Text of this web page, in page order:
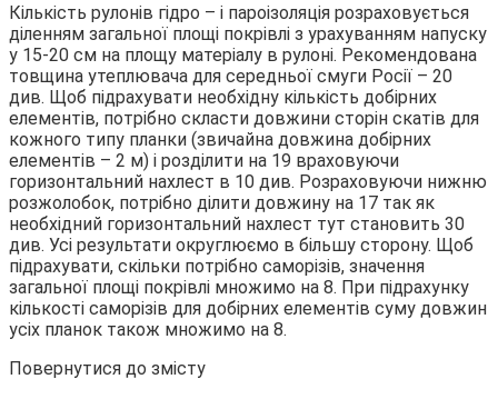
Кількість рулонів гідро – і пароізоляція розраховується
діленням загальної площі покрівлі з урахуванням напуску
у 15-20 см на площу матеріалу в рулоні. Рекомендована
товщина утеплювача для середньої смуги Росії – 20
див. Щоб підрахувати необхідну кількість добірних
елементів, потрібно скласти довжини сторін скатів для
кожного типу планки (звичайна довжина добірних
елементів – 2 м) і розділити на 19 враховуючи
горизонтальний нахлест в 10 див. Розраховуючи нижню
розжолобок, потрібно ділити довжину на 17 так як
необхідний горизонтальний нахлест тут становить 30
див. Усі результати округлюємо в більшу сторону. Щоб
підрахувати, скільки потрібно саморізів, значення
загальної площі покрівлі множимо на 8. При підрахунку
кількості саморізів для добірних елементів суму довжин
усіх планок також множимо на 8.
Повернутися до змісту